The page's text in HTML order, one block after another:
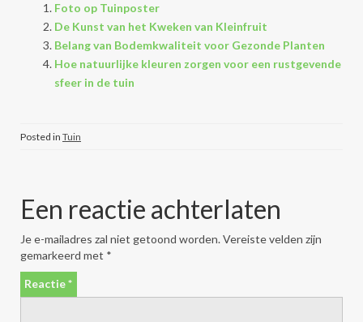
Foto op Tuinposter
De Kunst van het Kweken van Kleinfruit
Belang van Bodemkwaliteit voor Gezonde Planten
Hoe natuurlijke kleuren zorgen voor een rustgevende
sfeer in de tuin
Posted in Tuin
Een reactie achterlaten
Je e-mailadres zal niet getoond worden.Vereiste velden zijn
gemarkeerd met *
Reactie*